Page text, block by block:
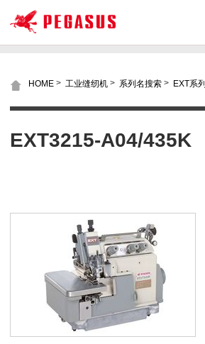
HOME > 工业缝纫机 > 系列名搜索 > EXT系列
EXT3215-A04/435K